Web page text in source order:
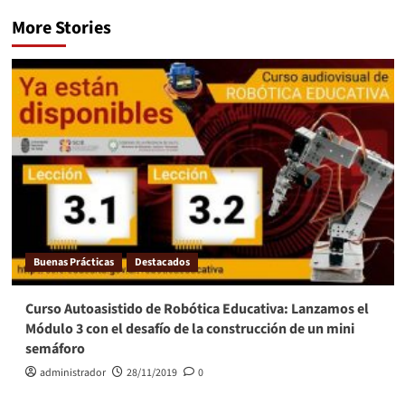
More Stories
Buenas Prácticas Destacados
Curso Autoasistido de Robótica Educativa: Lanzamos el
Módulo 3 con el desafío de la construcción de un mini
semáforo
administrador 28/11/2019 0